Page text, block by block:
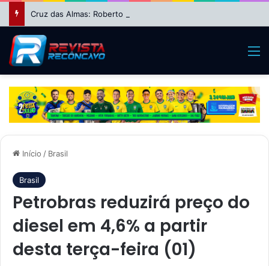
Início / Brasil
Brasil
Petrobras reduzirá preço do
diesel em 4,6% a partir
desta terça-feira (01)